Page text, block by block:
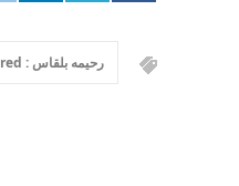
رحيمه بلقاس : featured